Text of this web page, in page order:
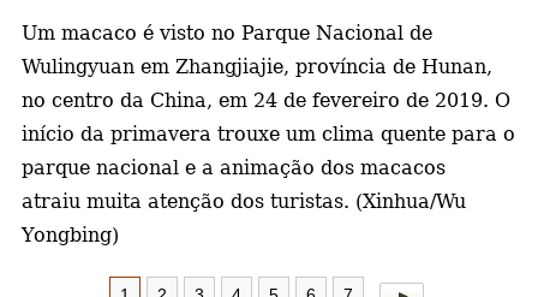
Um macaco é visto no Parque Nacional de
Wulingyuan em Zhangjiajie, província de Hunan,
no centro da China, em 24 de fevereiro de 2019. O
início da primavera trouxe um clima quente para o
parque nacional e a animação dos macacos
atraiu muita atenção dos turistas. (Xinhua/Wu
Yongbing)